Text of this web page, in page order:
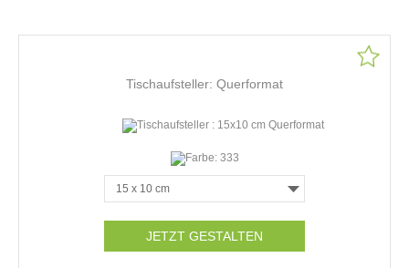
Tischaufsteller: Querformat
JETZT GESTALTEN